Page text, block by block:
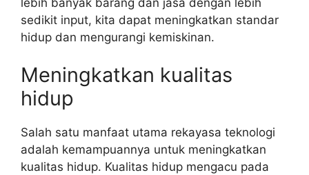
sedikit input, kita dapat meningkatkan standar
hidup dan mengurangi kemiskinan.
Meningkatkan kualitas
hidup
Salah satu manfaat utama rekayasa teknologi
adalah kemampuannya untuk meningkatkan
kualitas hidup. Kualitas hidup mengacu pada